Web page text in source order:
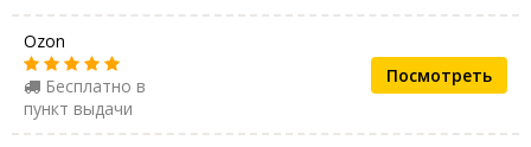
Ozon
Бесплатно в
пункт выдачи
Посмотреть